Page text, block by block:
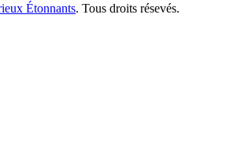
Étonnants. Tous droits résevés.